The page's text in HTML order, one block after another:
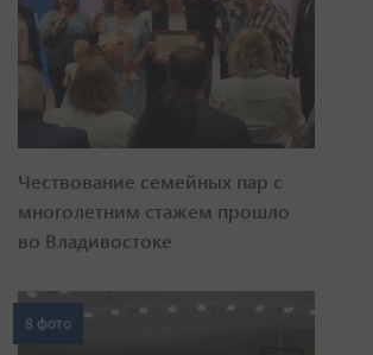
Чествование семейных пар с
многолетним стажем прошло
во Владивостоке
8 фото